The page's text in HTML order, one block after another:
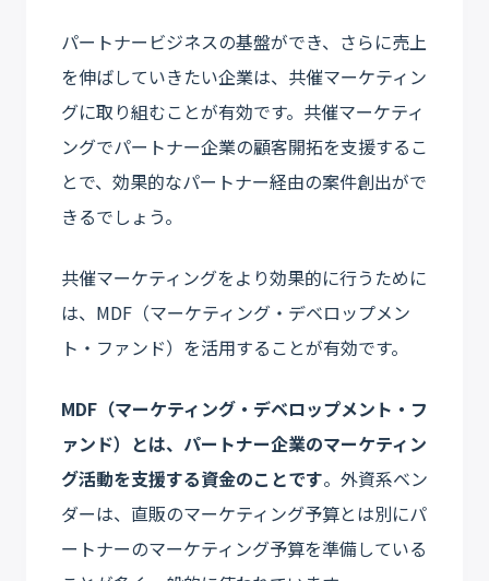
パートナービジネスの基盤ができ、さらに売上
を伸ばしていきたい企業は、共催マーケティン
グに取り組むことが有効です。共催マーケティ
ングでパートナー企業の顧客開拓を支援するこ
とで、効果的なパートナー経由の案件創出がで
きるでしょう。
共催マーケティングをより効果的に行うために
は、MDF（マーケティング・デベロップメン
ト・ファンド）を活用することが有効です。
MDF（マーケティング・デベロップメント・フ
ァンド）とは、パートナー企業のマーケティン
グ活動を支援する資金のことです。外資系ベン
ダーは、直販のマーケティング予算とは別にパ
ートナーのマーケティング予算を準備している